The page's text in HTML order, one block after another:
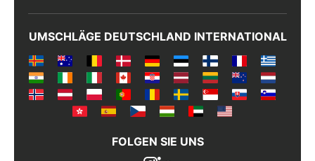
UMSCHLÄGE DEUTSCHLAND INTERNATIONAL
FOLGEN SIE UNS